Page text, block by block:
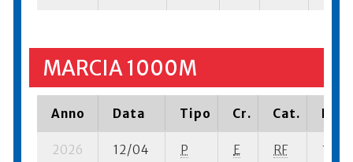
MARCIA 1000M
Anno Data Tipo Cr. Cat.
2026 12/04 P E RF 10